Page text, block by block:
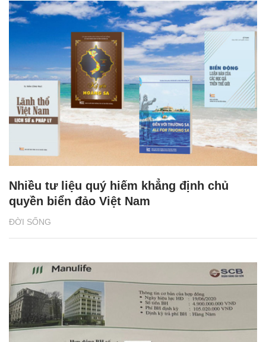
ĐỜI SỐNG
Nhiều tư liệu quý hiếm khẳng định chủ
quyền biển đảo Việt Nam